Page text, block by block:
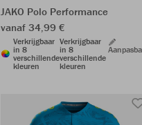
JAKO Polo Performance
vanaf 34,99 €
Verkrijgbaar
in 8
verschillende
kleuren
Verkrijgbaar
in 8
verschillende
kleuren